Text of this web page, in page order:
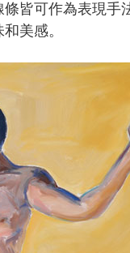
皆可作為表現手
美感。